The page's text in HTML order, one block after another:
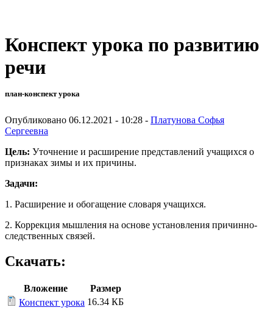
Конспект урока по развитию
речи
план-конспект урока
Опубликовано 06.12.2021 - 10:28 - Платунова Софья
Сергеевна
Цель: Уточнение и расширение представлений учащихся о
признаках зимы и их причины.
Задачи:
1. Расширение и обогащение словаря учащихся.
2. Коррекция мышления на основе установления причинно-
следственных связей.
Скачать:
Вложение
Размер
Конспект урока 16.34 КБ